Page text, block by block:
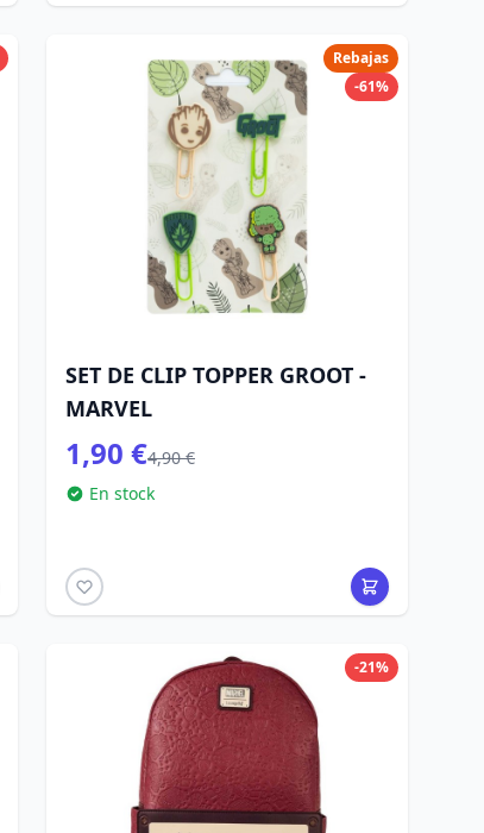
Rebajas
-61%
SET DE CLIP TOPPER GROOT -
MARVEL
1,90 €4,90 €
En stock
-21%